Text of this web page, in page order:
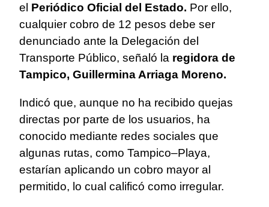
el Periódico Oficial del Estado. Por ello,
cualquier cobro de 12 pesos debe ser
denunciado ante la Delegación del
Transporte Público, señaló la regidora de
Tampico, Guillermina Arriaga Moreno.
Indicó que, aunque no ha recibido quejas
directas por parte de los usuarios, ha
conocido mediante redes sociales que
algunas rutas, como Tampico–Playa,
estarían aplicando un cobro mayor al
permitido, lo cual calificó como irregular.